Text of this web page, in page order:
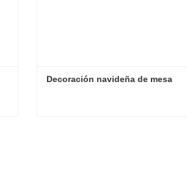
Decoración navideña de mesa